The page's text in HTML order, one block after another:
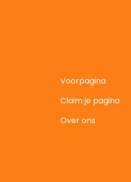
Voorpagina
Claim je pagina
Over ons